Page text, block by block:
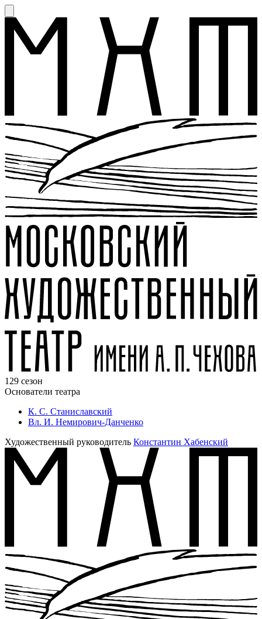
129 сезон
Основатели театра
К. С. Станиславский
Вл. И. Немирович-Данченко
Художественный руководитель Константин Хабенский